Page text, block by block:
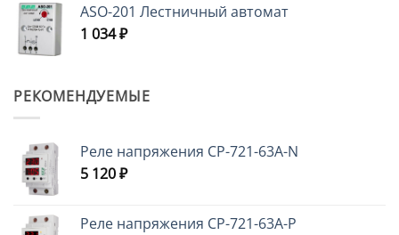
ASO-201 Лестничный автомат
1 034₽
РЕКОМЕНДУЕМЫЕ
Реле напряжения CP-721-63A-N
5 120₽
Реле напряжения CP-721-63A-P